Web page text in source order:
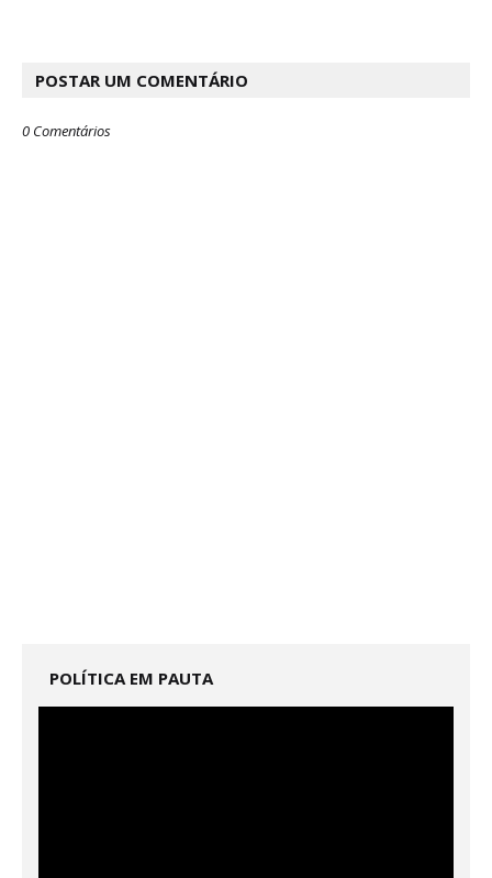
POSTAR UM COMENTÁRIO
0 Comentários
POLÍTICA EM PAUTA